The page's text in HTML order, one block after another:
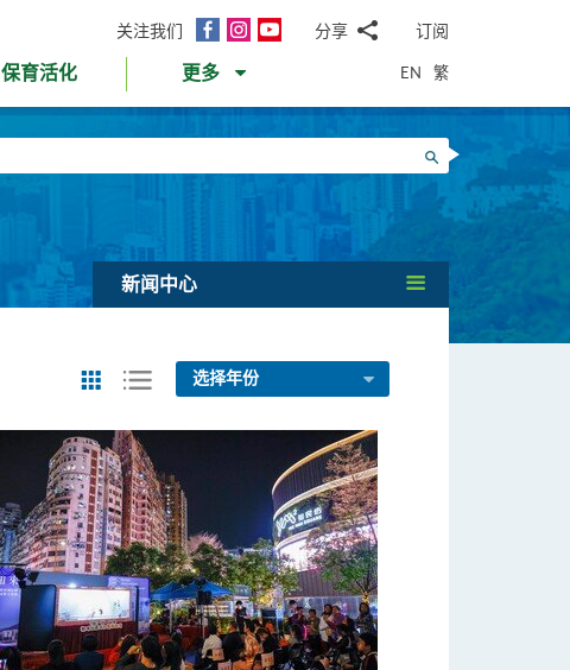
关注我们
面
InstagramYouTube分享
邮WhatsApp
微
信
面
书Twitter
LinkedIn
微
订阅
保育活化 更多 EN 繁
搜寻
新闻中心
选择年份